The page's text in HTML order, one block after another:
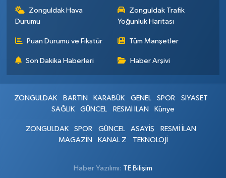
Zonguldak Hava
Durumu
Zonguldak Trafik
Yoğunluk Haritası
Puan Durumu ve Fikstür Tüm Manşetler
Son Dakika Haberleri Haber Arşivi
ZONGULDAK BARTIN KARABÜK GENEL SPOR
SİYASET
SAĞLIK
GÜNCEL RESMİ İLAN Künye
ZONGULDAK SPOR GÜNCEL ASAYİŞ
RESMİ İLAN
MAGAZİN
KANAL Z TEKNOLOJİ
Haber Yazılımı: TE Bilişim